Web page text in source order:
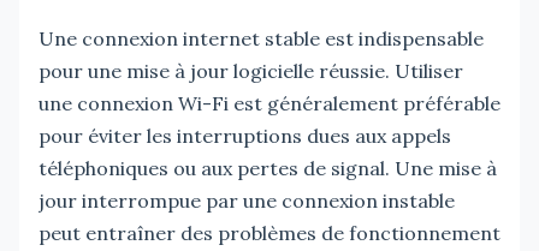
Une connexion internet stable est indispensable
pour une mise à jour logicielle réussie. Utiliser
une connexion Wi-Fi est généralement préférable
pour éviter les interruptions dues aux appels
téléphoniques ou aux pertes de signal. Une mise à
jour interrompue par une connexion instable
peut entraîner des problèmes de fonctionnement